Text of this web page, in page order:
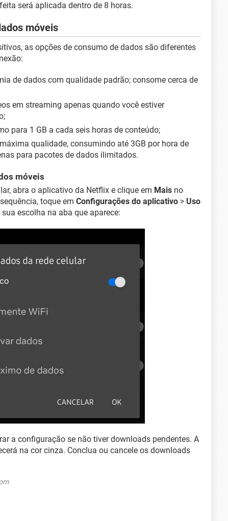
será aplicada dentro de 8 horas.
móveis
as opções de consumo de dados são diferentes
de dados com qualidade padrão; consome cerca de
em streaming apenas quando você estiver
para 1 GB a cada seis horas de conteúdo;
qualidade, consumindo até 3GB por hora de
para pacotes de dados ilimitados.
móveis
abra o aplicativo da Netflix e clique em Mais no
toque em Configurações do aplicativo > Uso
escolha na aba que aparece:
a configuração se não tiver downloads pendentes. A
na cor cinza. Conclua ou cancele os downloads